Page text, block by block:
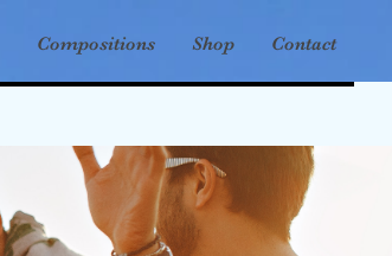
Compositions Shop Contact